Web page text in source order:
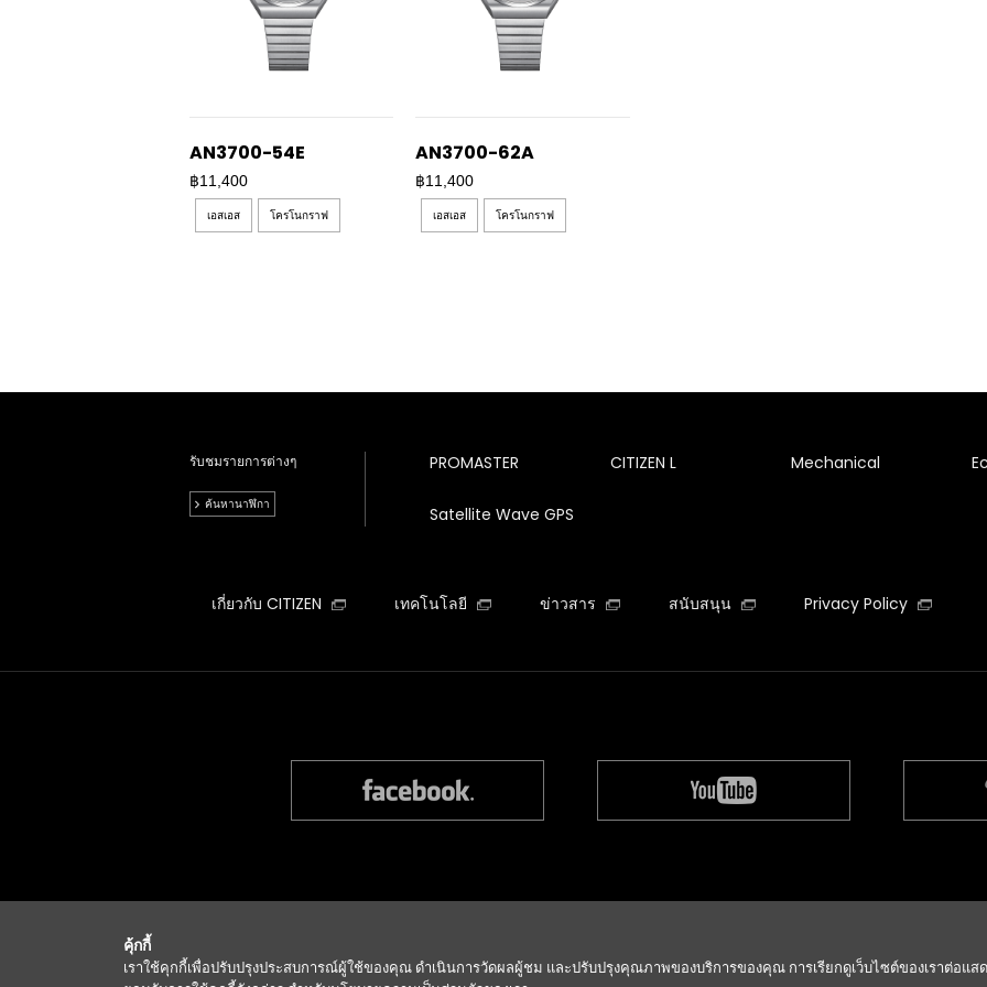
คุ้กกี้
เราใช้คุกกี้เพื่อปรับปรุงประสบการณ์ผู้ใช้ของคุณ ดำเนินการวัดผลผู้ชม และปรับปรุงคุณภาพของบริการของคุณ การเรียกดูเว็บไซต์ของเราต่อแส
AN3700-54E
฿11,400
เอสเอส โครโนกราฟ
AN3700-62A
฿11,400
เอสเอส โครโนกราฟ
รับชมรายการต่างๆ
ค้นหานาฬิกา
PROMASTER CITIZEN L Mechanical
Satellite Wave GPS
เกี่ยวกับ CITIZEN เทคโนโลยี ข่าวสาร สนับสนุน Privacy Policy